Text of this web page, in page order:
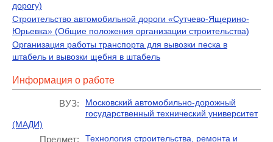
дорогу)
Строительство автомобильной дороги «Сутчево-Ящерино-
Юрьевка» (Общие положения организации строительства)
Организация работы транспорта для вывозки песка в
штабель и вывозки щебня в штабель
Информация о работе
ВУЗ:
Московский автомобильно-дорожный
государственный технический университет
(МАДИ)
Предмет: Технология строительства, ремонта и